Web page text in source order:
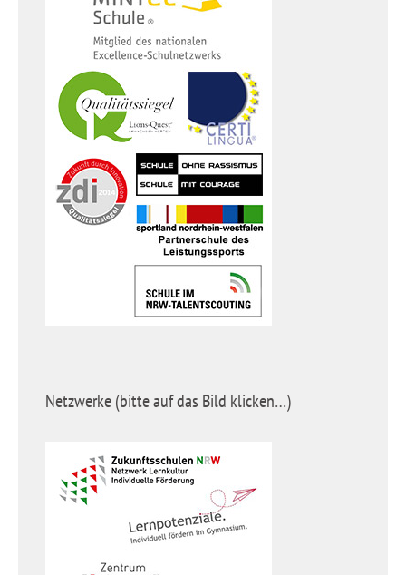
Netzwerke (bitte auf das Bild klicken…)